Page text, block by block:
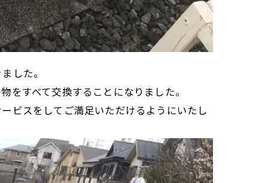
した。
すべて交換することになりました。
ビスをしてご満足いただけるようにいたし